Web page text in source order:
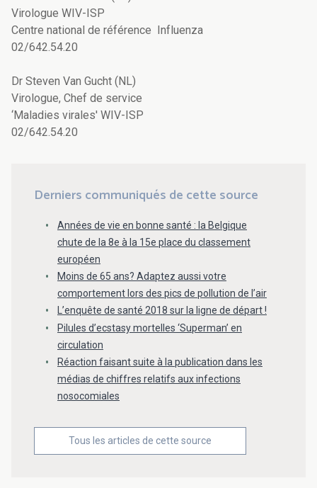
Virologue WIV-ISP
Centre national de référence Influenza
02/642.54.20
Dr Steven Van Gucht (NL)
Virologue, Chef de service
‘Maladies virales' WIV-ISP
02/642.54.20
Derniers communiqués de cette source
Années de vie en bonne santé : la Belgique
chute de la 8e à la 15e place du classement
européen
Moins de 65 ans? Adaptez aussi votre
comportement lors des pics de pollution de l’air
L’enquête de santé 2018 sur la ligne de départ !
Pilules d’ecstasy mortelles ‘Superman’ en
circulation
Réaction faisant suite à la publication dans les
médias de chiffres relatifs aux infections
nosocomiales
Tous les articles de cette source